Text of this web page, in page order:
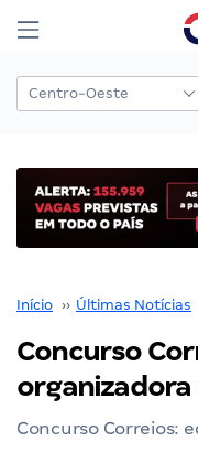
Início ›› Últimas Notícias
Concurso
Concurso Correios: